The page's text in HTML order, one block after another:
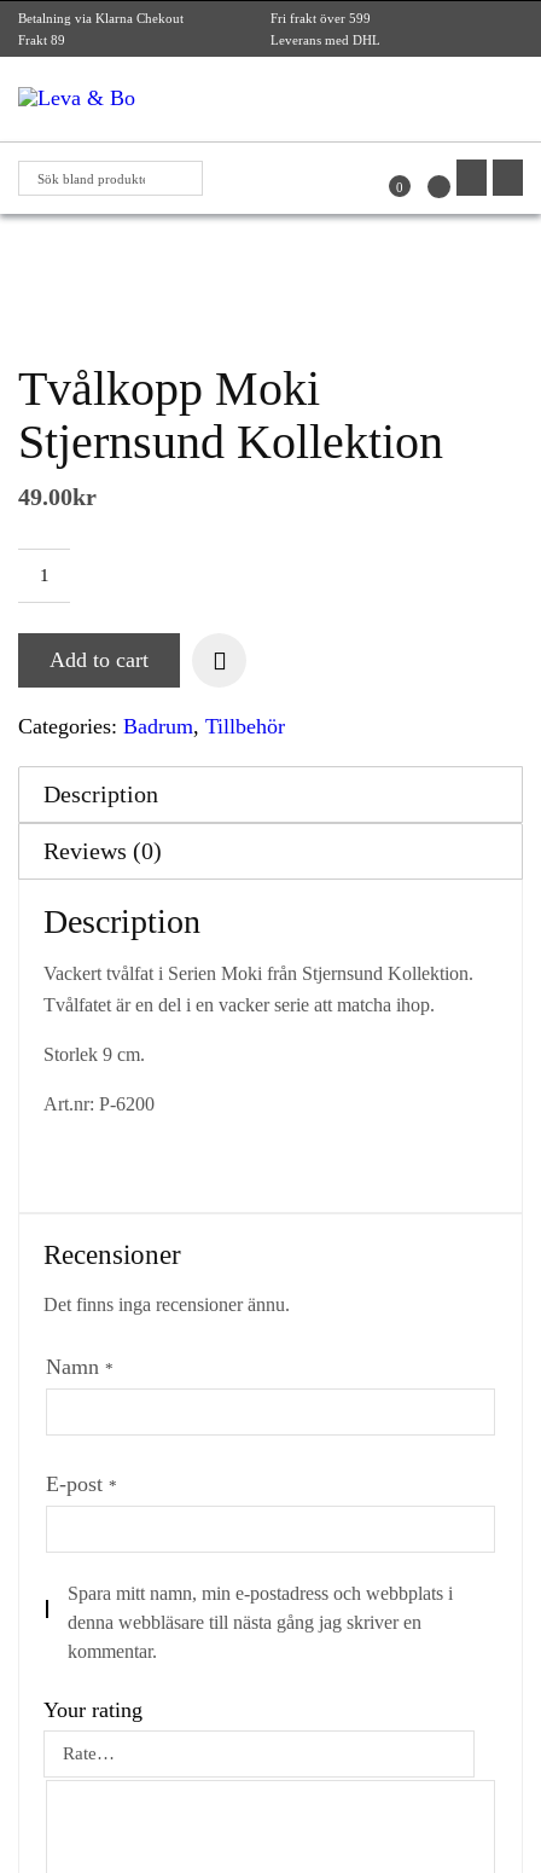
Betalning via Klarna Chekout
Fri frakt över 599
Frakt 89
Leverans med DHL
0
Tvålkopp Moki
Stjernsund Kollektion
49.00kr
Add to cart
Categories: Badrum, Tillbehör
Description
Reviews (0)
Description
Vackert tvålfat i Serien Moki från Stjernsund Kollektion.
Tvålfatet är en del i en vacker serie att matcha ihop.
Storlek 9 cm.
Art.nr: P-6200
Recensioner
Det finns inga recensioner ännu.
Namn *
E-post *
Spara mitt namn, min e-postadress och webbplats i
denna webbläsare till nästa gång jag skriver en
kommentar.
Your rating